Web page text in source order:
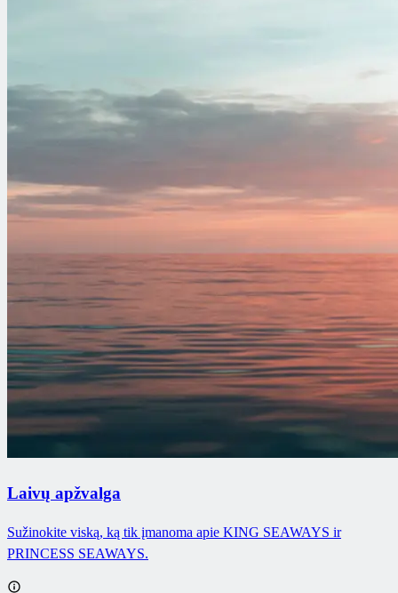
Laivų apžvalga
Sužinokite viską, ką tik įmanoma apie KING SEAWAYS ir
PRINCESS SEAWAYS.